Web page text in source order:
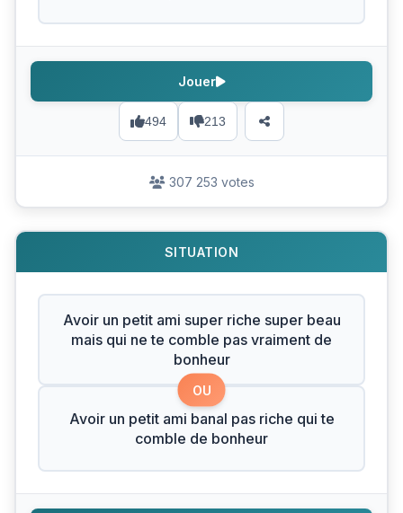
494 213
Jouer
307 253 votes
SITUATION
Avoir un petit ami super riche super beau
mais qui ne te comble pas vraiment de
bonheur
OU
Avoir un petit ami banal pas riche qui te
comble de bonheur